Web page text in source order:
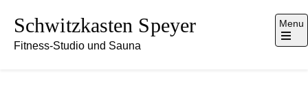
content
Schwitzkasten Speyer
Fitness-Studio und Sauna
Menu
Open